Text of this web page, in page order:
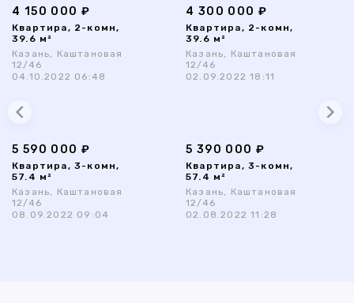
4 150 000 ₽
Квартира, 2-комн,
39.6 м²
Казань, Каштановая
12/46
04.10.2022 06:48
4 300 000 ₽
Квартира, 2-комн,
39.6 м²
Казань, Каштановая
12/46
02.09.2022 18:11
5 590 000 ₽
Квартира, 3-комн,
57.4 м²
Казань, Каштановая
12/46
08.09.2022 09:04
5 390 000 ₽
Квартира, 3-комн,
57.4 м²
Казань, Каштановая
12/46
02.08.2022 11:28